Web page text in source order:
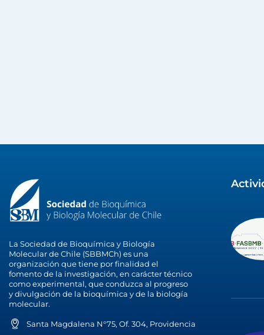
La Sociedad de Bioquímica y Biología
Molecular de Chile (SBBMCh) es una
organización que tiene por finalidad el
fomento de la investigación, en carácter técnico
como experimental, que conduzca al progreso
y divulgación de la bioquímica y de la biología
molecular.
Santa Magdalena N°75, Of. 304, Providencia